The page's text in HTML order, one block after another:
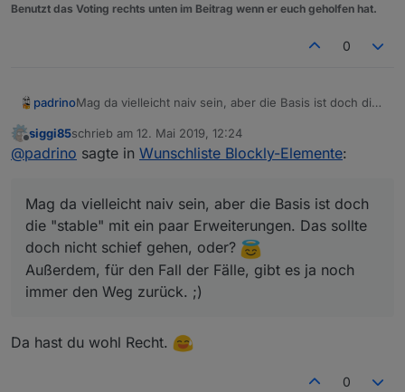
Benutzt das Voting rechts unten im Beitrag wenn er euch geholfen hat.
0
padrinoMag da vielleicht naiv sein, aber die Basis ist doch die
nicht schief gehen, oder?
Außerdem, für den Fall der Fälle, gibt es ja noch immer
Offline
siggi85schrieb am 12. Mai 2019, 12:24
zuletzt editiert von
@padrino sagte in Wunschliste Blockly-Elemente:
Mag da vielleicht naiv sein, aber die Basis ist doch
die "stable" mit ein paar Erweiterungen. Das sollte
doch nicht schief gehen, oder?
Außerdem, für den Fall der Fälle, gibt es ja noch
immer den Weg zurück. ;)
Da hast du wohl Recht.
0